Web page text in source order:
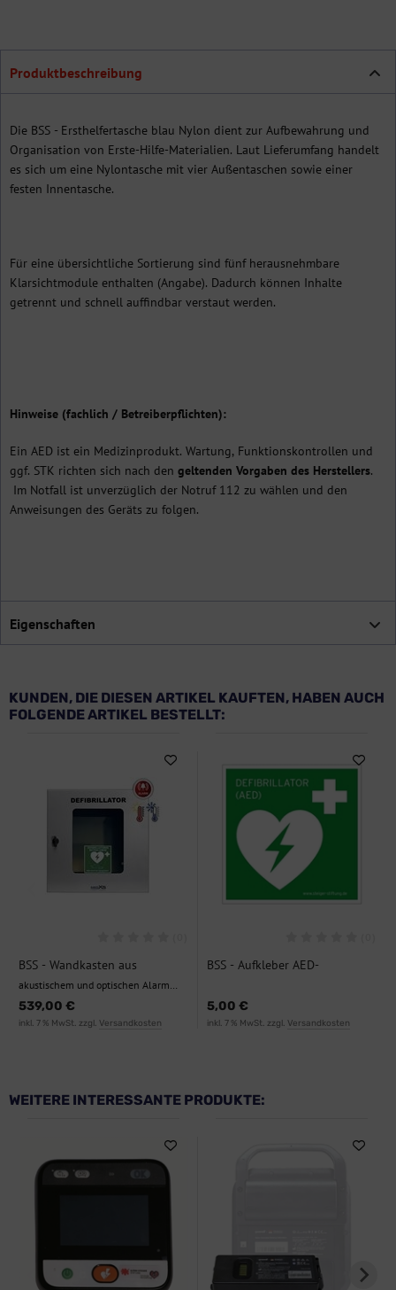
Produktbeschreibung
Die BSS - Ersthelfertasche blau Nylon dient zur Aufbewahrung und
Organisation von Erste-Hilfe-Materialien. Laut Lieferumfang handelt
es sich um eine Nylontasche mit vier Außentaschen sowie einer
festen Innentasche.
Für eine übersichtliche Sortierung sind fünf herausnehmbare
Klarsichtmodule enthalten (Angabe). Dadurch können Inhalte
getrennt und schnell auffindbar verstaut werden.
Hinweise (fachlich / Betreiberpflichten):
Ein AED ist ein Medizinprodukt. Wartung, Funktionskontrollen und
ggf. STK richten sich nach den geltenden Vorgaben des Herstellers.
Im Notfall ist unverzüglich der Notruf 112 zu wählen und den
Anweisungen des Geräts zu folgen.
Eigenschaften
KUNDEN, DIE DIESEN ARTIKEL KAUFTEN, HABEN AUCH
FOLGENDE ARTIKEL BESTELLT:
BSS - Wandkasten aus
hochfestem Edelstahl für
Indoor- /Outdoor
akustischem und optischen Alarm
539,00 €
inkl. 7 % MwSt. zzgl. Versandkosten
BSS - Aufkleber AED-
5,00 €
inkl. 7 % MwSt. zzgl. Versandkosten
WEITERE INTERESSANTE PRODUKTE: